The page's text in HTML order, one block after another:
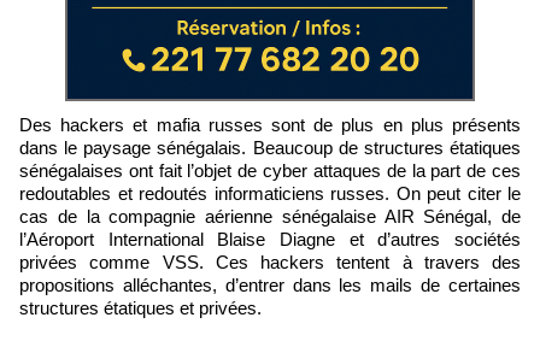
Des hackers et mafia russes sont de plus en plus présents
dans le paysage sénégalais. Beaucoup de structures étatiques
sénégalaises ont fait l’objet de cyber attaques de la part de ces
redoutables et redoutés informaticiens russes. On peut citer le
cas de la compagnie aérienne sénégalaise AIR Sénégal, de
l’Aéroport International Blaise Diagne et d’autres sociétés
privées comme VSS. Ces hackers tentent à travers des
propositions alléchantes, d’entrer dans les mails de certaines
structures étatiques et privées.